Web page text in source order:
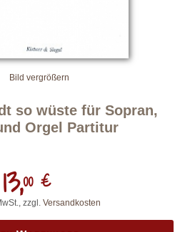
so wüste für Sopran,
Orgel Partitur
13,00 €
zzgl. Versandkosten
Bild vergrößern